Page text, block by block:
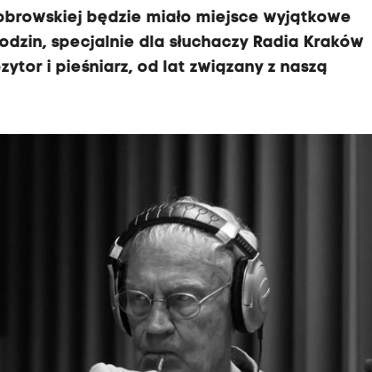
będzie miało miejsce wyjątkowe
specjalnie dla słuchaczy Radia Kraków
i pieśniarz, od lat związany z naszą